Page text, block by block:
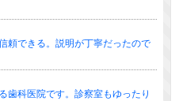
頼できる。説明が丁寧だったので
歯科医院です。診察室もゆったり